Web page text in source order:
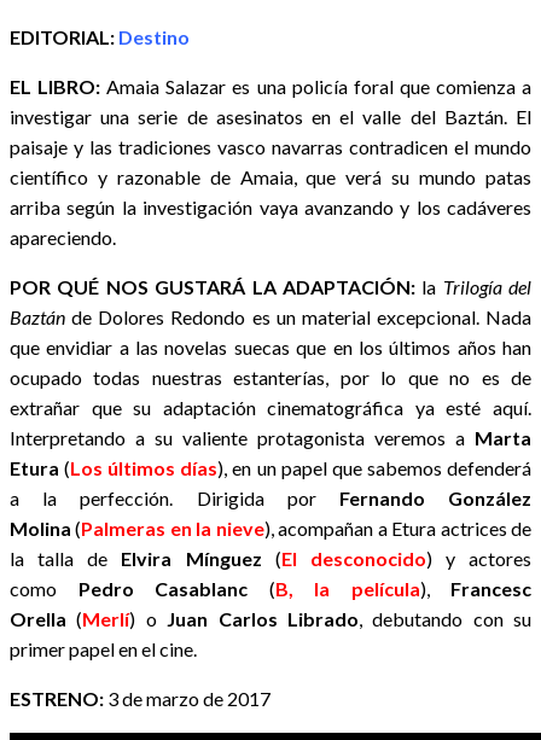
EDITORIAL: Destino
EL LIBRO: Amaia Salazar es una policía foral que comienza a
investigar una serie de asesinatos en el valle del Baztán. El
paisaje y las tradiciones vasco navarras contradicen el mundo
científico y razonable de Amaia, que verá su mundo patas
arriba según la investigación vaya avanzando y los cadáveres
apareciendo.
POR QUÉ NOS GUSTARÁ LA ADAPTACIÓN:la Trilogía del
Baztán de Dolores Redondo es un material excepcional. Nada
que envidiar a las novelas suecas que en los últimos años han
ocupado todas nuestras estanterías, por lo que no es de
extrañar que su adaptación cinematográfica ya esté aquí.
Interpretando a su valiente protagonista veremos a Marta
Etura(Los últimos días), en un papel que sabemos defenderá
a la perfección. Dirigida por Fernando González
Molina(Palmeras en la nieve), acompañan a Etura actrices de
la talla de Elvira Mínguez (El desconocido) y actores
como Pedro Casablanc (B, la película), Francesc
Orella (Merlí) o Juan Carlos Librado, debutando con su
primer papel en el cine.
ESTRENO: 3 de marzo de 2017